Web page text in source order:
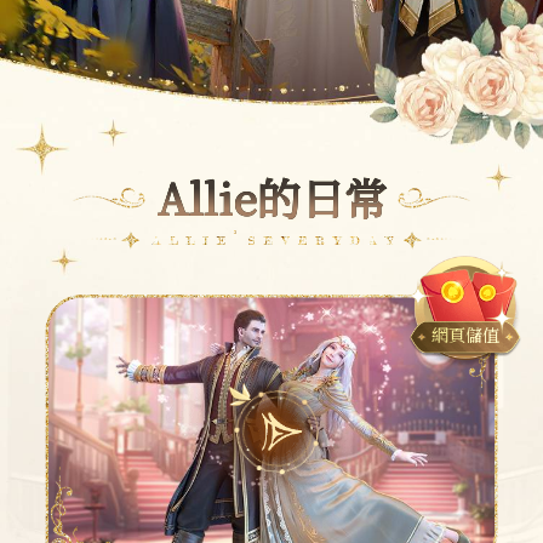
Allie的日常
Allie的日常
網頁儲值